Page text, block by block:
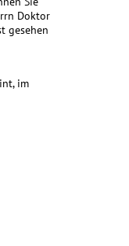
Doktor
gesehen
im